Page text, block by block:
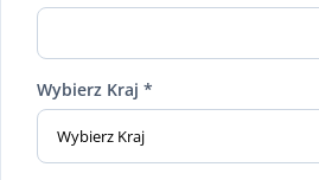
Wybierz Kraj *